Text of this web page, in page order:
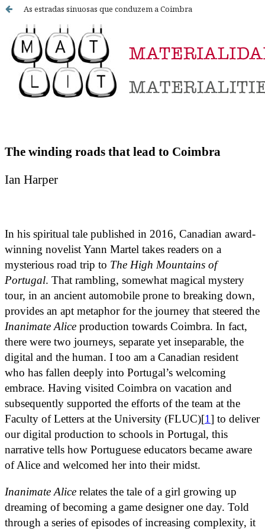
As estradas sinuosas que conduzem a Coimbra